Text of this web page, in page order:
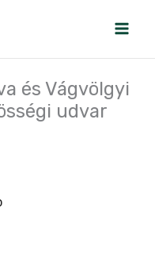
és Vágvölgyi
udvar